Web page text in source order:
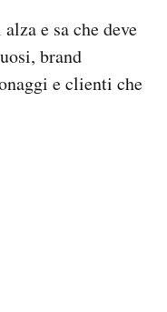
e sa che deve
brand
e clienti che